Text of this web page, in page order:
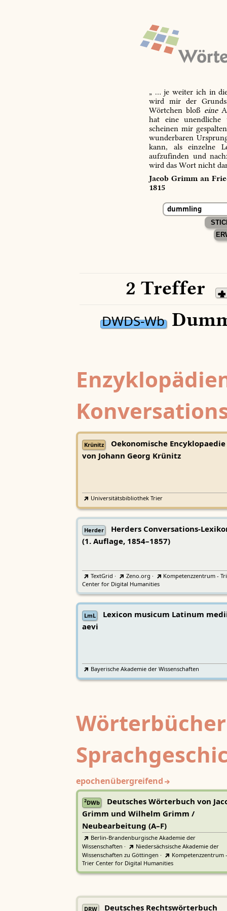
„ … je weiter ich in
wird mir der
Wörtchen bloß eine
hat eine unendliche
scheinen mir
wunderbaren
kann, als einzelne
aufzufinden und
wird das Wort nicht
Jacob Grimm an
1815
2 Treffer
DWDS-Wb
Krünitz
Oekonomische Encyklopaedie
von Johann Georg Krünitz
Universitätsbibliothek Trier
Herder
Herders Conversations-
(1. Auflage, 1854–1857)
TextGrid · Zeno.org ·
Kompetenzzentrum -
Center for Digital Humanities
LmL
Lexicon musicum Latinum
aevi
Bayerische Akademie der Wissenschaften
epochenübergreifend
2DWb
Deutsches Wörterbuch von
Grimm und Wilhelm Grimm /
Neubearbeitung (A–F)
Berlin-Brandenburgische Akademie der
Wissenschaften ·
Niedersächsische Akademie der
Wissenschaften zu Göttingen ·
Kompetenzzentrum -
Trier Center for Digital Humanities
DRW Deutsches Rechtswörterbuch